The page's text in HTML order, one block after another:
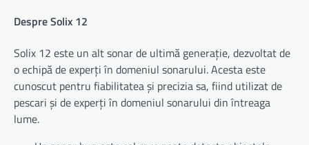
Despre Solix 12
Solix 12 este un alt sonar de ultimă generație, dezvoltat de
o echipă de experți în domeniul sonarului. Acesta este
cunoscut pentru fiabilitatea și precizia sa, fiind utilizat de
pescari și de experți în domeniul sonarului din întreaga
lume.